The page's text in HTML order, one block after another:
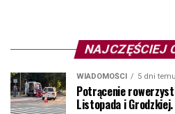
NAJCZĘŚCIEJ
WIADOMOŚCI 5 dni temu
Potrącenie
Listopada i